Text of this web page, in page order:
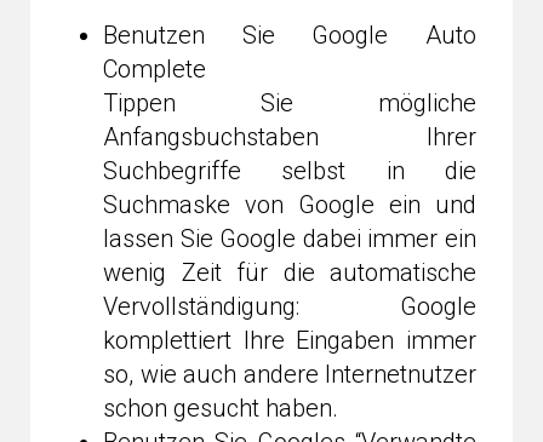
Benutzen Sie Google Auto
Complete
Tippen Sie mögliche
Anfangsbuchstaben Ihrer
Suchbegriffe selbst in die
Suchmaske von Google ein und
lassen Sie Google dabei immer ein
wenig Zeit für die automatische
Vervollständigung: Google
komplettiert Ihre Eingaben immer
so, wie auch andere Internetnutzer
schon gesucht haben.